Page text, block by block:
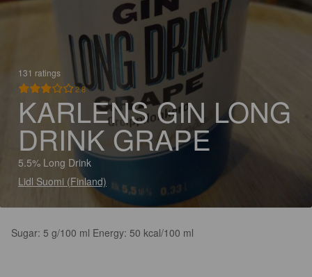
131 ratings
2.8
KARLENS GIN LONG
DRINK GRAPE
5.5% Long Drink
Lidl Suomi (Finland)
Sugar: 5 g/100 ml Energy: 50 kcal/100 ml